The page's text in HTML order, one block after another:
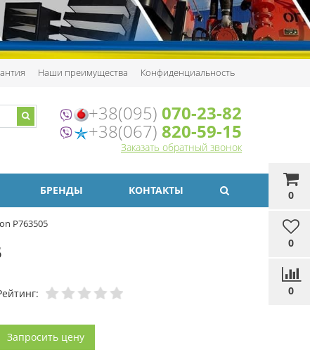
Наши преимущества Конфиденциальность
0
0
0
+38(095) 070-23-82
+38(067) 820-59-15
Заказать обратный звонок
БРЕНДЫ КОНТАКТЫ
P763505
Запросить цену